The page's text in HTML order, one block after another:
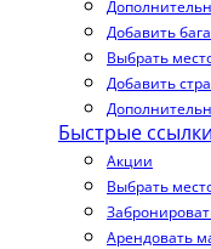
Добавить
Выбрать
Добавить
Быстрые ссылки
Акции
Выбрать
Арендовать